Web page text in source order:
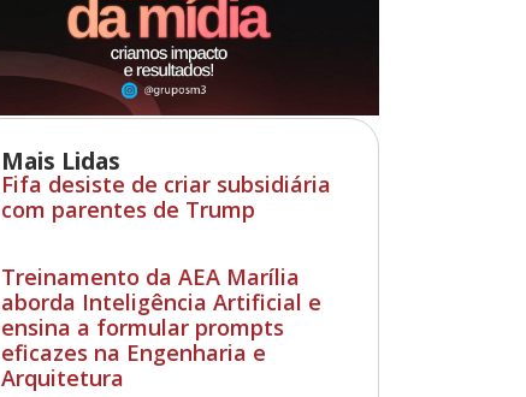
Mais Lidas
Fifa desiste de criar subsidiária
com parentes de Trump
Treinamento da AEA Marília
aborda Inteligência Artificial e
ensina a formular prompts
eficazes na Engenharia e
Arquitetura